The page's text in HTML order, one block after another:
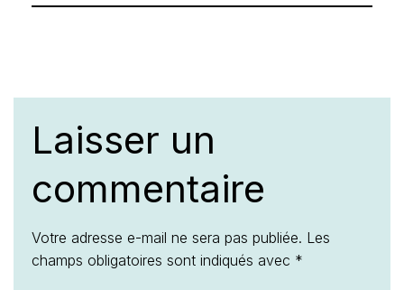
Laisser un
commentaire
Votre adresse e-mail ne sera pas publiée. Les
champs obligatoires sont indiqués avec *